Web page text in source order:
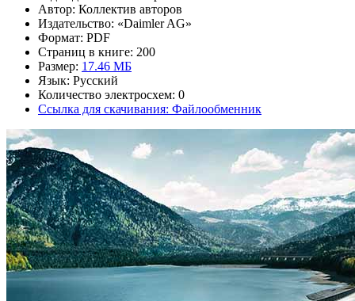
Автор: Коллектив авторов
Издательство: «Daimler AG»
Формат: PDF
Страниц в книге: 200
Размер: 17.46 МБ
Язык: Русский
Количество электросхем: 0
Ссылка для скачивания: Файлообменник